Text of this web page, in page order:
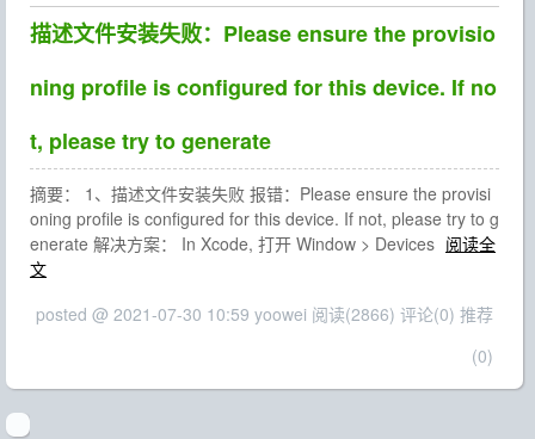
描述文件安装失败：Please ensure the provisio
ning profile is configured for this device. If no
t, please try to generate
摘要： 1、描述文件安装失败 报错：Please ensure the provisi
oning profile is configured for this device. If not, please try to g
enerate 解决方案： In Xcode, 打开 Window > Devices 阅读全
文
posted @ 2021-07-30 10:59 yoowei 阅读(2866) 评论(0) 推荐
(0)